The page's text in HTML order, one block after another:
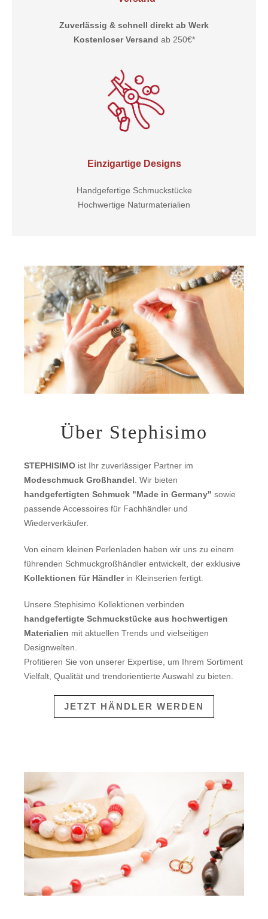
Zuverlässig & schnell direkt ab Werk
Kostenloser Versand ab 250€*
Einzigartige Designs
Handgefertige Schmuckstücke
Hochwertige Naturmaterialien
Über Stephisimo
STEPHISIMO ist Ihr zuverlässiger Partner im
Modeschmuck Großhandel . Wir bieten
handgefertigten Schmuck "Made in Germany" sowie
passende Accessoires für Fachhändler und
Wiederverkäufer.
Von einem kleinen Perlenladen haben wir uns zu einem
führenden Schmuckgroßhändler entwickelt, der exklusive
Kollektionen für Händlerin Kleinserien fertigt.
Unsere Stephisimo Kollektionen verbinden
handgefertigte Schmuckstücke aus hochwertigen
Materialien mit aktuellen Trends und vielseitigen
Designwelten.
Profitieren Sie von unserer Expertise, um Ihrem Sortiment
Vielfalt, Qualität und trendorientierte Auswahl zu bieten.
JETZT HÄNDLER WERDEN